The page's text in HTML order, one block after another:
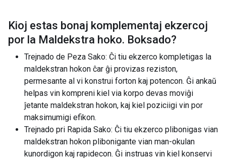
Kioj estas bonaj komplementaj ekzercoj
por la Maldekstra hoko. Boksado?
Trejnado de Peza Sako: Ĉi tiu ekzerco kompletigas la
maldekstran hokon ĉar ĝi provizas reziston,
permesante al vi konstrui forton kaj potencon. Ĝi ankaŭ
helpas vin kompreni kiel via korpo devas moviĝi
ĵetante maldekstran hokon, kaj kiel poziciigi vin por
maksimumigi efikon.
Trejnado pri Rapida Sako: Ĉi tiu ekzerco plibonigas vian
maldekstran hokon plibonigante vian man-okulan
kunordigon kaj rapidecon. Ĝi instruas vin kiel konservi